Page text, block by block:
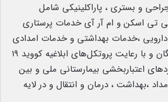
و بستری ، پاراکلینیکی شامل
تی اسکن و ام آر آی خدمات پرستاری
،خدمات بهداشتی و خدمات امدادی
به مراجعین به صورت رایگان و با رعایت پروتکل‌های ابلاغیه کووید ۱۹
اعتباربخشی بیمارستانی ملی و بین
،بهداشت ، درمان و انتقال و در لایه